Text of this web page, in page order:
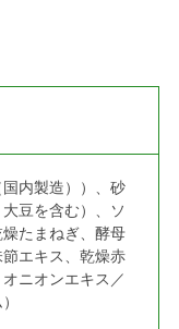
内製造））、砂
豆を含む）、ソ
たまねぎ、酵母
エキス、乾燥赤
ニオンエキス／